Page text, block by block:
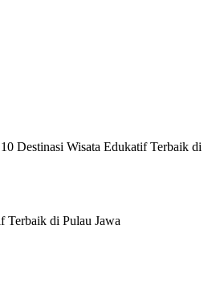
10 Destinasi Wisata Edukatif Terbaik di
Terbaik di Pulau Jawa